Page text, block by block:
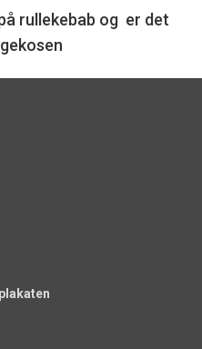
rullekebab og er det